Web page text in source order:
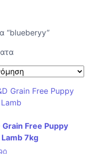
“blueberyy”
Grain Free Puppy
7kg